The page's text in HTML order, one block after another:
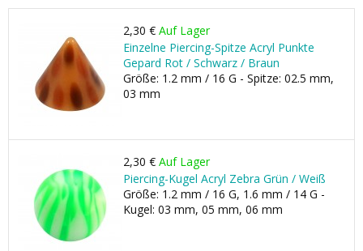
2,30 € Auf Lager
Einzelne Piercing-Spitze Acryl Punkte
Gepard Rot / Schwarz / Braun
Größe: 1.2 mm / 16 G - Spitze: 02.5 mm,
03 mm
2,30 € Auf Lager
Piercing-Kugel Acryl Zebra Grün / Weiß
Größe: 1.2 mm / 16 G, 1.6 mm / 14 G -
Kugel: 03 mm, 05 mm, 06 mm